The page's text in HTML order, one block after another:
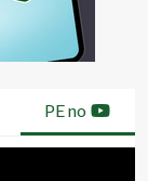
PE no